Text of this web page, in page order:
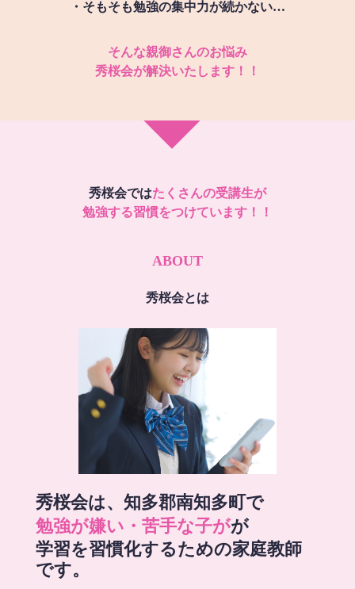
・そもそも勉強の集中力が続かない…
そんな親御さんのお悩み
秀桜会が解決いたします！！
秀桜会ではたくさんの受講生が
勉強する習慣をつけています！！
ABOUT
秀桜会とは
秀桜会は、知多郡南知多町で
勉強が嫌い・苦手な子がが
学習を習慣化するための家庭教師
です。